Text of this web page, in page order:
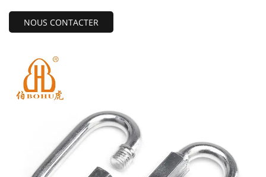
existe d'autres astuces.Attachez-le à votre sac à dos
touchez pas!Ce produit a d'innombrables utilisations, il peut
être utilisé pour les voyages, comme poignée ou cintre, et a
des dizaines d'utilisations autour de la maison, du camping-
car et du bateau, ce qui le rend très pratique et pratique
pour votre vie quotidienne.
NOUS CONTACTER